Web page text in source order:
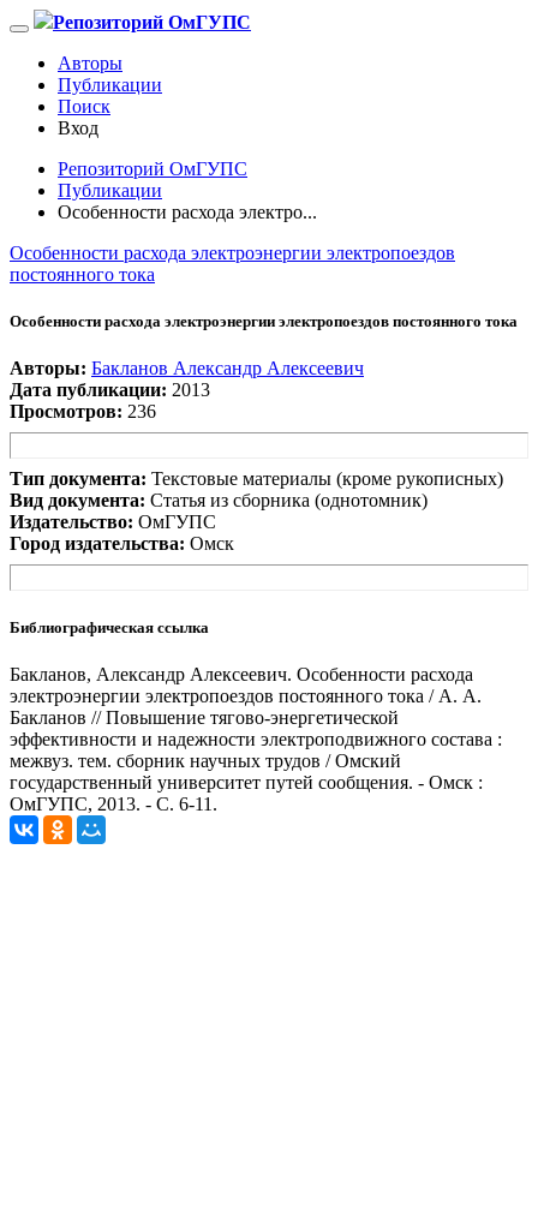
Репозиторий ОмГУПС
Авторы
Публикации
Поиск
Вход
Репозиторий ОмГУПС
Публикации
Особенности расхода электро...
Особенности расхода электроэнергии электропоездов
постоянного тока
Особенности расхода электроэнергии электропоездов постоянного тока
Авторы: Бакланов Александр Алексеевич
Дата публикации: 2013
Просмотров: 236
Тип документа: Текстовые материалы (кроме рукописных)
Вид документа: Статья из сборника (однотомник)
Издательство: ОмГУПС
Город издательства: Омск
Библиографическая ссылка
Бакланов, Александр Алексеевич. Особенности расхода
электроэнергии электропоездов постоянного тока / А. А.
Бакланов // Повышение тягово-энергетической
эффективности и надежности электроподвижного состава :
межвуз. тем. сборник научных трудов / Омский
государственный университет путей сообщения. - Омск :
ОмГУПС, 2013. - С. 6-11.